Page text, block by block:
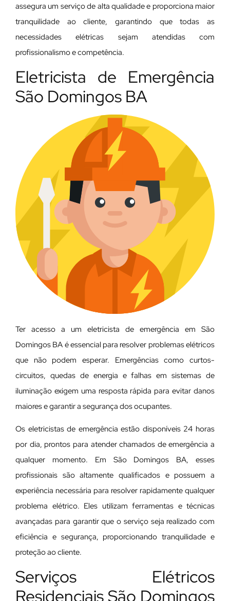
assegura um serviço de alta qualidade e proporciona maior
tranquilidade ao cliente, garantindo que todas as
necessidades elétricas sejam atendidas com
profissionalismo e competência.
Eletricista de Emergência
São Domingos BA
Ter acesso a um eletricista de emergência em São
Domingos BA é essencial para resolver problemas elétricos
que não podem esperar. Emergências como curtos-
circuitos, quedas de energia e falhas em sistemas de
iluminação exigem uma resposta rápida para evitar danos
maiores e garantir a segurança dos ocupantes.
Os eletricistas de emergência estão disponíveis 24 horas
por dia, prontos para atender chamados de emergência a
qualquer momento. Em São Domingos BA, esses
profissionais são altamente qualificados e possuem a
experiência necessária para resolver rapidamente qualquer
problema elétrico. Eles utilizam ferramentas e técnicas
avançadas para garantir que o serviço seja realizado com
eficiência e segurança, proporcionando tranquilidade e
proteção ao cliente.
Serviços Elétricos
Residenciais São Domingos